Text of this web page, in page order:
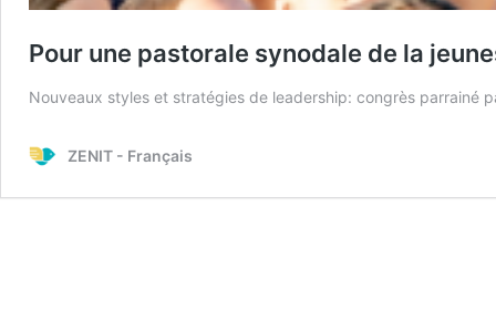
Pour une pastorale synodale de la
Nouveaux styles et stratégies de leadership: congrès parrainé
ZENIT - Français